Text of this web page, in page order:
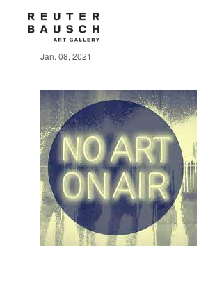
NEW ART GALLERY REUTER
Jan. 08, 2021